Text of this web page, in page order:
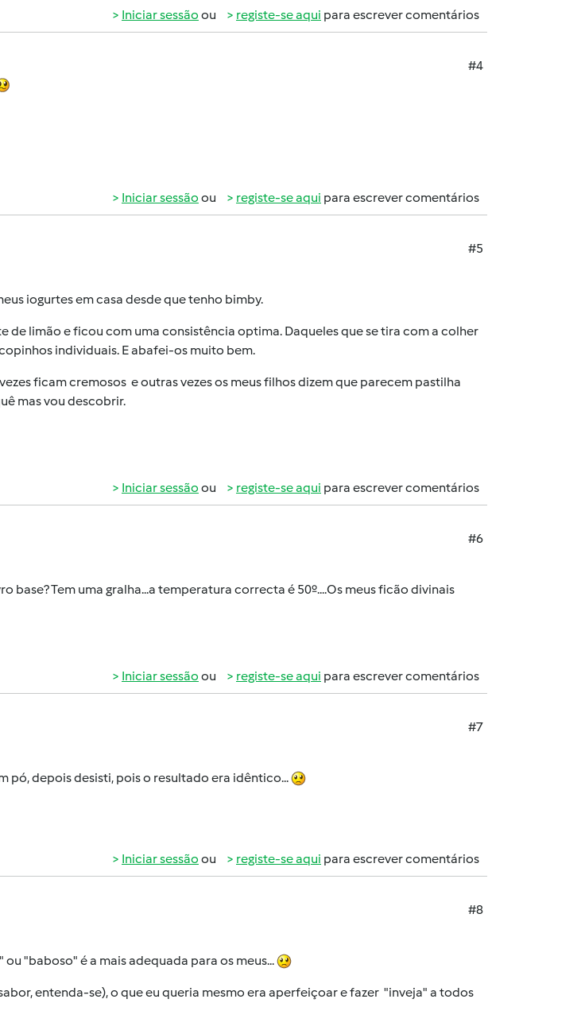
Iniciar sessão ou registe-se aqui para escrever comentários
#4
Iniciar sessão ou registe-se aqui para escrever comentários
#5
iogurtes em casa desde que tenho bimby.
de limão e ficou com uma consistência optima. Daqueles que se tira com a colher
individuais. E abafei-os muito bem.
vezes ficam cremosos e outras vezes os meus filhos dizem que parecem pastilha
mas vou descobrir.
Iniciar sessão ou registe-se aqui para escrever comentários
#6
base? Tem uma gralha...a temperatura correcta é 50º....Os meus ficão divinais
Iniciar sessão ou registe-se aqui para escrever comentários
#7
pó, depois desisti, pois o resultado era idêntico...
Iniciar sessão ou registe-se aqui para escrever comentários
#8
"baboso" é a mais adequada para os meus...
entenda-se), o que eu queria mesmo era aperfeiçoar e fazer "inveja" a todos